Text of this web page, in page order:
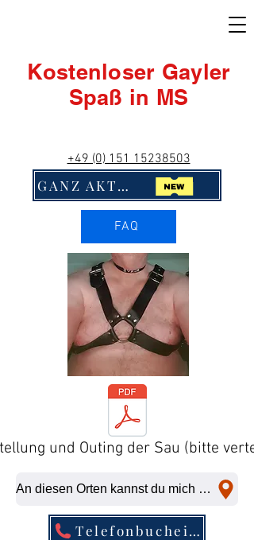
Kostenloser Gayler
Spaß in MS
+49 (0) 151 15238503
GANZ AKTUELL! Klick Mich!!
FAQ
und Outing der Sau (bitte
An diesen Orten kannst du mich kurzfristig abficken
Telefonbucheintrag